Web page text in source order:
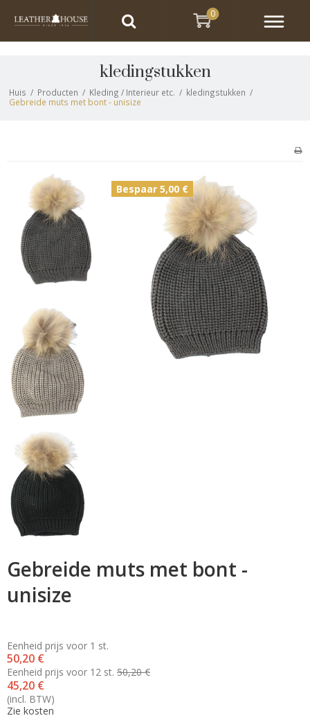
kledingstukken
Huis / Producten / Kleding / Interieur etc. / kledingstukken /
Gebreide muts met bont - unisize
Bespaar 5,00 €
Gebreide muts met bont -
unisize
Eenheid prijs voor 1 st.
50,20 €
Eenheid prijs voor 12 st.
45,20 €
50,20 €
(incl. BTW)
Zie kosten
0